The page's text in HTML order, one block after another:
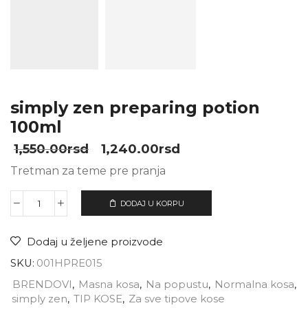
simply zen preparing potion
100ml
1,550.00rsd 1,240.00rsd
Tretman za teme pre pranja
DODAJ U KORPU
Dodaj u željene proizvode
SKU: 001HPRE015
BRENDOVI, Masna kosa, Na popustu, Normalna kosa,
simply zen, TIP KOSE, Za sve tipove kose